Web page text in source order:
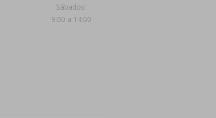
Sábados:
9:00 a 14:00